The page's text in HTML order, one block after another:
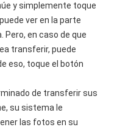
y simplemente toque
ver en la parte
Pero, en caso de que
transferir, puede
eso, toque el botón
de transferir sus
su sistema le
las fotos en su